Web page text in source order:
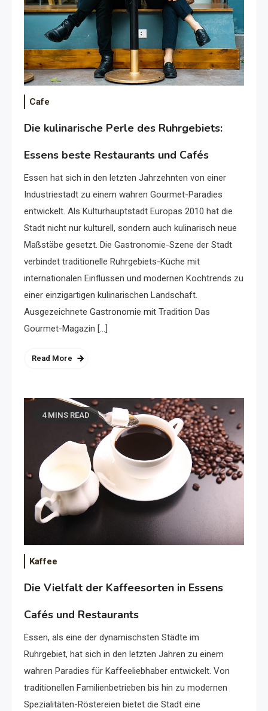
Cafe
Die kulinarische Perle des Ruhrgebiets:
Essens beste Restaurants und Cafés
Essen hat sich in den letzten Jahrzehnten von einer
Industriestadt zu einem wahren Gourmet-Paradies
entwickelt. Als Kulturhauptstadt Europas 2010 hat die
Stadt nicht nur kulturell, sondern auch kulinarisch neue
Maßstäbe gesetzt. Die Gastronomie-Szene der Stadt
verbindet traditionelle Ruhrgebiets-Küche mit
internationalen Einflüssen und modernen Kochtrends zu
einer einzigartigen kulinarischen Landschaft.
Ausgezeichnete Gastronomie mit Tradition Das
Gourmet-Magazin […]
Read More
4 MINS READ
Kaffee
Die Vielfalt der Kaffeesorten in Essens
Cafés und Restaurants
Essen, als eine der dynamischsten Städte im
Ruhrgebiet, hat sich in den letzten Jahren zu einem
wahren Paradies für Kaffeeliebhaber entwickelt. Von
traditionellen Familienbetrieben bis hin zu modernen
Spezialitäten-Röstereien bietet die Stadt eine